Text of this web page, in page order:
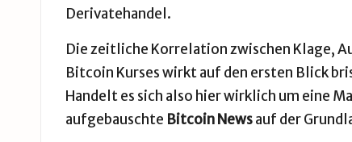
Derivatehandel.
Die zeitliche Korrelation zwischen Klage,
Bitcoin Kurses wirkt auf den ersten Blick
Handelt es sich also hier wirklich um eine
aufgebauschte Bitcoin Newsauf der